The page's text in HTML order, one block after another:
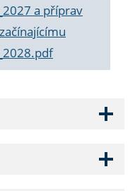
a příprav